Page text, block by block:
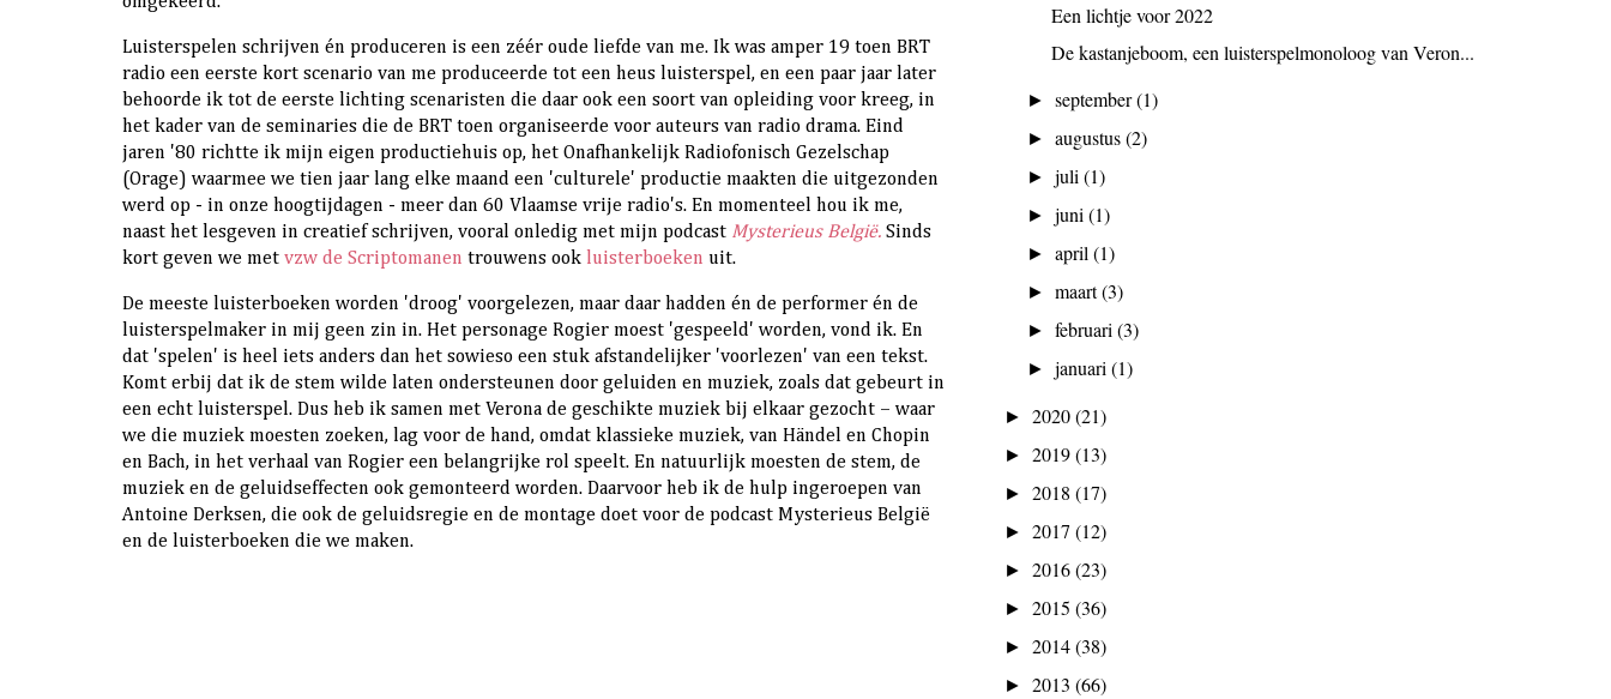
Luisterspelen schrijven én produceren is een zéér oude liefde van me. Ik was amper 19 toen BRT
radio een eerste kort scenario van me produceerde tot een heus luisterspel, en een paar jaar later
behoorde ik tot de eerste lichting scenaristen die daar ook een soort van opleiding voor kreeg, in
het kader van de seminaries die de BRT toen organiseerde voor auteurs van radio drama. Eind
jaren '80 richtte ik mijn eigen productiehuis op, het Onafhankelijk Radiofonisch Gezelschap
(Orage) waarmee we tien jaar lang elke maand een 'culturele' productie maakten die uitgezonden
werd op - in onze hoogtijdagen - meer dan 60 Vlaamse vrije radio's. En momenteel hou ik me,
naast het lesgeven in creatief schrijven, vooral onledig met mijn podcast Mysterieus België. Sinds
kort geven we met vzw de Scriptomanen trouwens ook luisterboeken uit.
De meeste luisterboeken worden 'droog' voorgelezen, maar daar hadden én de performer én de
luisterspelmaker in mij geen zin in. Het personage Rogier moest 'gespeeld' worden, vond ik. En
dat 'spelen' is heel iets anders dan het sowieso een stuk afstandelijker 'voorlezen' van een tekst.
Komt erbij dat ik de stem wilde laten ondersteunen door geluiden en muziek, zoals dat gebeurt in
een echt luisterspel. Dus heb ik samen met Verona de geschikte muziek bij elkaar gezocht – waar
we die muziek moesten zoeken, lag voor de hand, omdat klassieke muziek, van Händel en Chopin
en Bach, in het verhaal van Rogier een belangrijke rol speelt. En natuurlijk moesten de stem, de
muziek en de geluidseffecten ook gemonteerd worden. Daarvoor heb ik de hulp ingeroepen van
Antoine Derksen, die ook de geluidsregie en de montage doet voor de podcast Mysterieus België
en de luisterboeken die we maken.
Een lichtje voor 2022
De kastanjeboom, een luisterspelmonoloog van Veron...
►september(1)
►augustus(2)
►juli(1)
►juni(1)
►april(1)
►maart(3)
►februari(3)
►januari(1)
► 2020(21)
► 2019(13)
► 2018 (17)
► 2017 (12)
► 2016(23)
► 2015 (36)
► 2014(38)
► 2013 (66)